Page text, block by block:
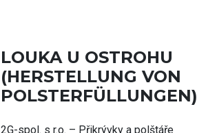
LOUKA U OSTROHU
(HERSTELLUNG VON
POLSTERFÜLLUNGEN)
2G-spol. s r.o. – Přikrývky a polštáře